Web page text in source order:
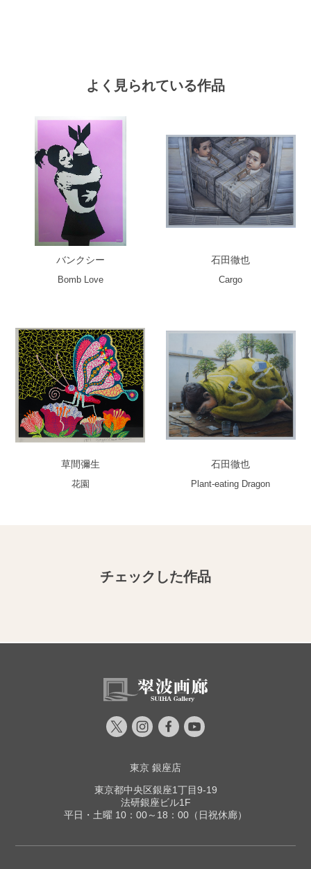
よく見られている作品
バンクシー
Bomb Love
石田徹也
Cargo
草間彌生
花園
石田徹也
Plant-eating Dragon
チェックした作品
東京 銀座店
東京都中央区銀座1丁目9-19
法研銀座ビル1F
平日・土曜 10：00～18：00（日祝休廊）